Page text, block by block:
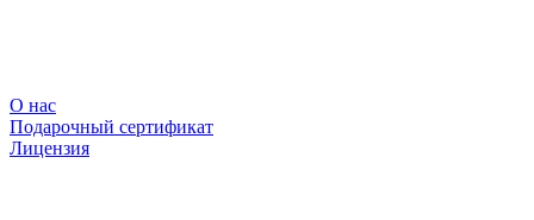
О нас
Подарочный сертификат
Лицензия